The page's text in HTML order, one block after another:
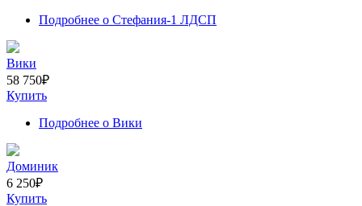
Подробнее о Стефания-1 ЛДСП
Вики
58 750₽
Купить
Подробнее о Вики
Доминик
6 250₽
Купить